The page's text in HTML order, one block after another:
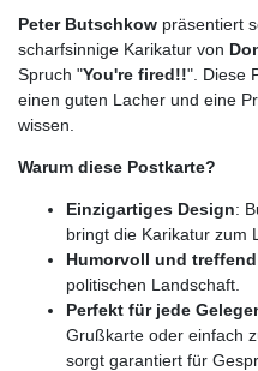
Peter Butschkow präsentiert
scharfsinnige Karikatur von
Spruch "You're fired!!". Diese
einen guten Lacher und eine
wissen.
Warum diese Postkarte?
Einzigartiges Design:
bringt die Karikatur zum
Humorvoll und treffend
politischen Landschaft.
Perfekt für jede
Grußkarte oder einfach
sorgt garantiert für